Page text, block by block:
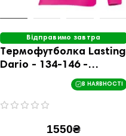
Відправимо завтра
Термофутболка Lasting
Dario - 134-146 -
В НАЯВНОСТІ
1550₴